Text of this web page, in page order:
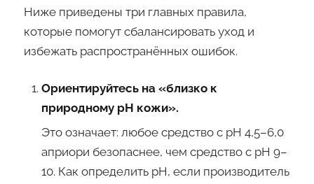
Ниже приведены три главных правила,
которые помогут сбалансировать уход и
избежать распространённых ошибок.
Ориентируйтесь на «близко к
природному pH кожи».
Это означает: любое средство с pH 4,5–6,0
априори безопаснее, чем средство с pH 9–
10. Как определить pH, если производитель